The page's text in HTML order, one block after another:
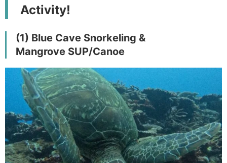
Activity!
(1) Blue Cave Snorkeling &
Mangrove SUP/Canoe